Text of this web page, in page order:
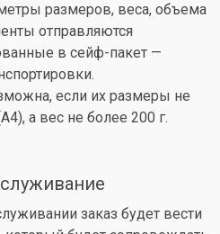
размеров, веса, объема
отправляются
в сейф-пакет —
если их размеры не
а вес не более 200 г.
заказ будет вести